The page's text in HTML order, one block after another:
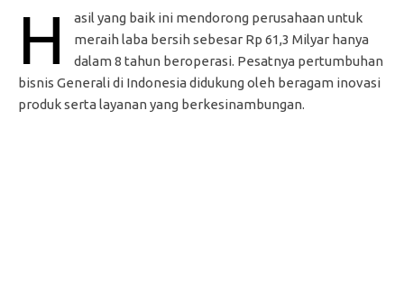
H
asil yang baik ini mendorong perusahaan untuk
meraih laba bersih sebesar Rp 61,3 Milyar hanya
dalam 8 tahun beroperasi. Pesatnya pertumbuhan
bisnis Generali di Indonesia didukung oleh beragam inovasi
produk serta layanan yang berkesinambungan.